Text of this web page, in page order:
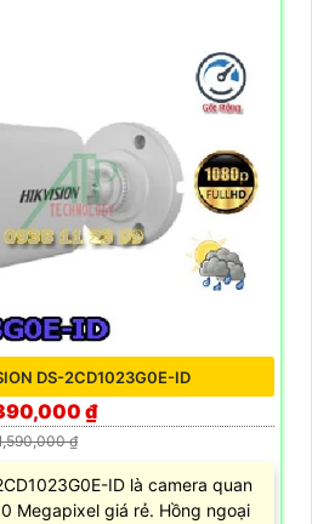
DS-2CD1023G0E-ID
₫
₫
ID là camera quan
Megapixel giá rẻ. Hồng ngoại